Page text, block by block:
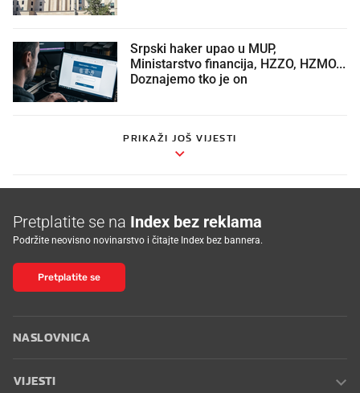
Srpski haker upao u MUP,
Ministarstvo financija, HZZO, HZMO...
Doznajemo tko je on
PRIKAŽI JOŠ VIJESTI
Pretplatite se na Index bez reklama
Podržite neovisno novinarstvo i čitajte Index bez bannera.
Pretplatite se
NASLOVNICA
VIJESTI